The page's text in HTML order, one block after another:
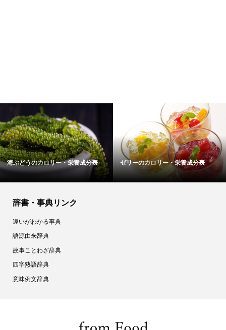
海ぶどうのカロリー・栄養成分表 ゼリーのカロリー・栄養成分表
辞書・事典リンク
違いがわかる事典
語源由来辞典
故事ことわざ辞典
四字熟語辞典
意味例文辞典